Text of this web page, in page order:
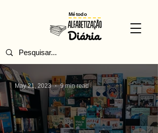
Método
May 21, 2023 9 min read